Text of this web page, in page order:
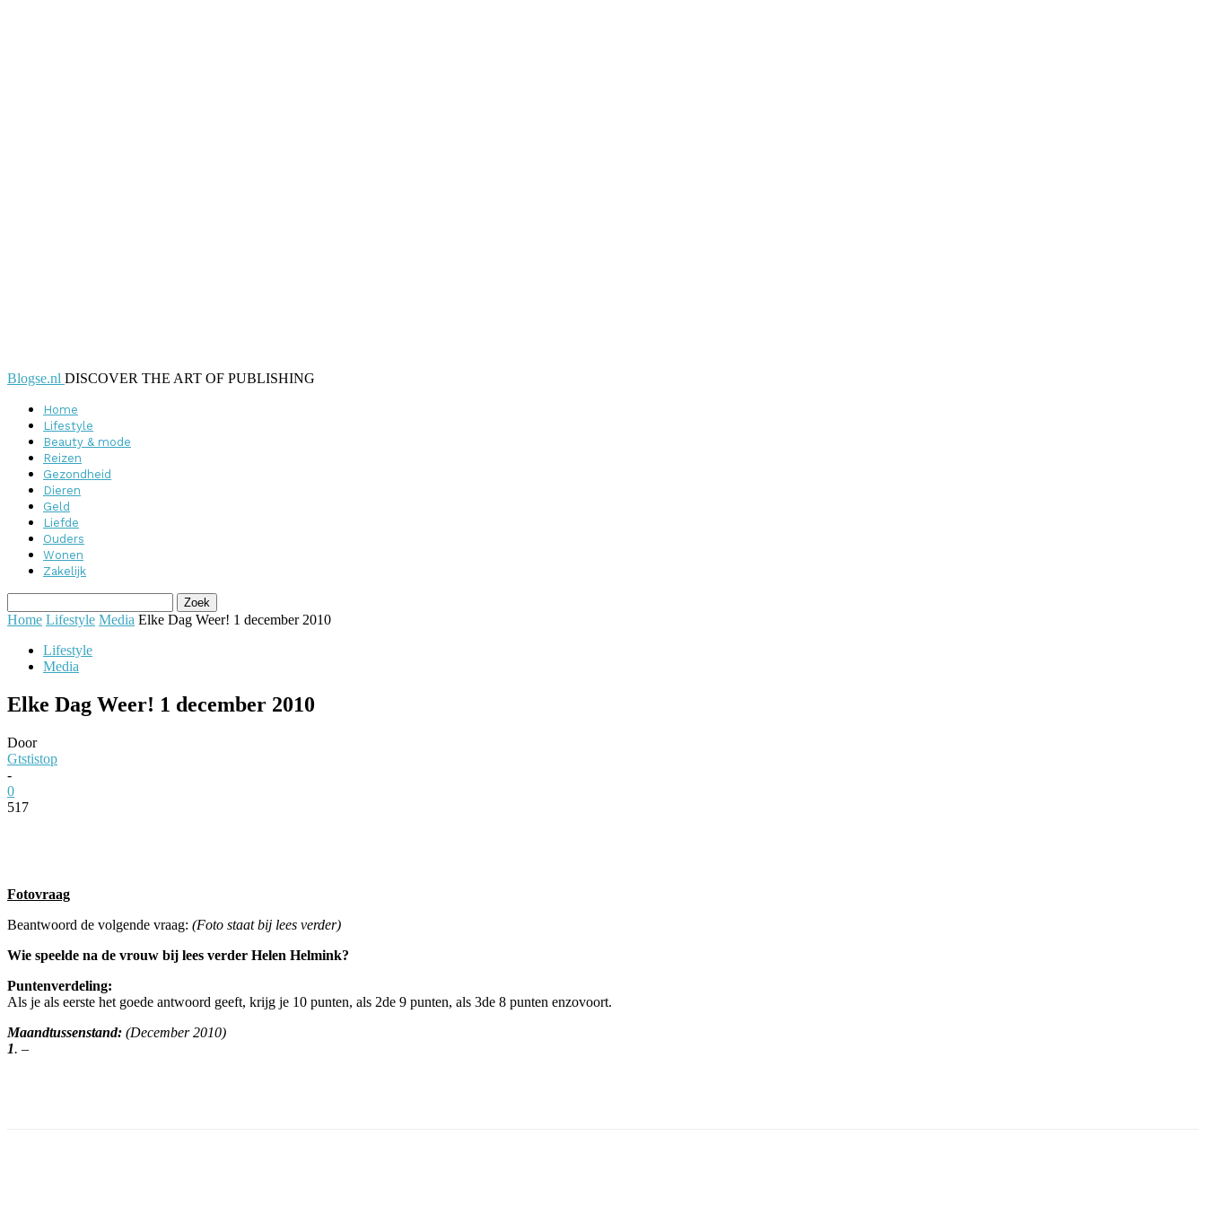
Blogse.nl DISCOVER THE ART OF PUBLISHING
Home
Lifestyle
Beauty & mode
Reizen
Gezondheid
Dieren
Geld
Liefde
Ouders
Wonen
Zakelijk
Home Lifestyle Media Elke Dag Weer! 1 december 2010
Lifestyle
Media
Elke Dag Weer! 1 december 2010
Door
Gtstistop
-
0
517
Fotovraag
Beantwoord de volgende vraag: (Foto staat bij lees verder)
Wie speelde na de vrouw bij lees verder Helen Helmink?
Puntenverdeling:
Als je als eerste het goede antwoord geeft, krijg je 10 punten, als 2de 9 punten, als 3de 8 punten enzovoort.
Maandtussenstand: (December 2010)
1. –